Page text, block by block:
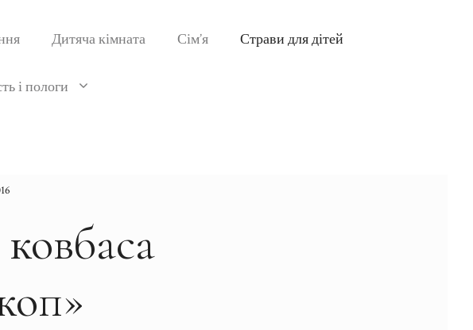
Дитяча кімната Сім’я Страви для дітей
і пологи